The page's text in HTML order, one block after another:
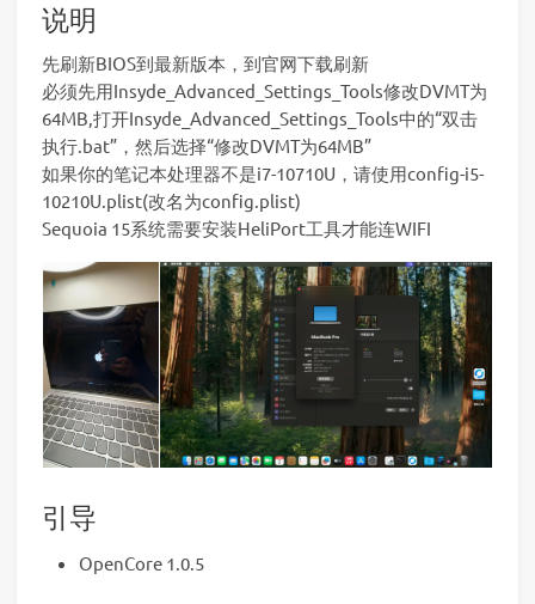
说明
先刷新BIOS到最新版本，到官网下载刷新
必须先用Insyde_Advanced_Settings_Tools修改DVMT为
64MB,打开Insyde_Advanced_Settings_Tools中的“双击
执行.bat”，然后选择“修改DVMT为64MB”
如果你的笔记本处理器不是i7-10710U，请使用config-i5-
10210U.plist(改名为config.plist)
Sequoia 15系统需要安装HeliPort工具才能连WIFI
引导
OpenCore 1.0.5